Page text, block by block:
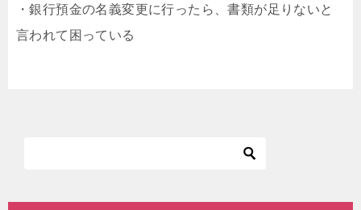
・銀行預金の名義変更に行ったら、書類が足りないと
言われて困っている